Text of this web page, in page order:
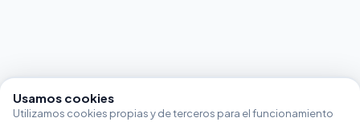
Usamos cookies
Utilizamos cookies propias y de terceros para el funcionamiento